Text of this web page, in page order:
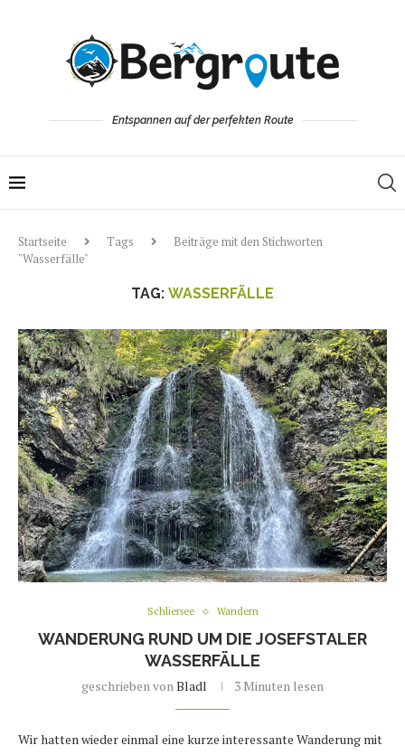
Entspannen auf der perfekten Route
Startseite Tags
Beiträge mit den Stichworten
"Wasserfälle"
TAG: WASSERFÄLLE
Schliersee Wandern
WANDERUNG RUND UM DIE JOSEFSTALER
WASSERFÄLLE
geschrieben vonBladl 3 Minuten lesen
Wir hatten wieder einmal eine kurze interessante Wanderung mit